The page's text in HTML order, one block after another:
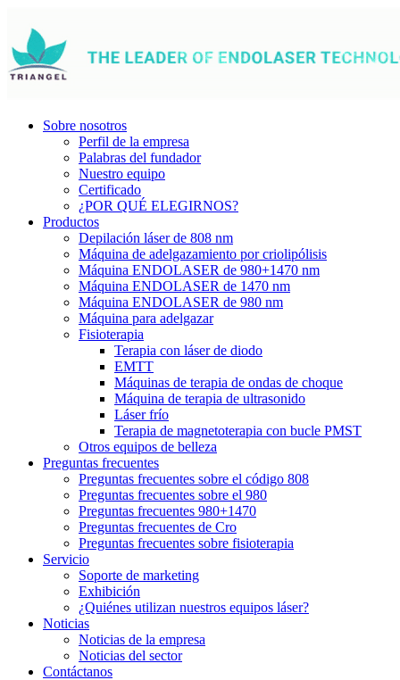
Sobre nosotros
Perfil de la empresa
Palabras del fundador
Nuestro equipo
Certificado
¿POR QUÉ ELEGIRNOS?
Productos
Depilación láser de 808 nm
Máquina de adelgazamiento por criolipólisis
Máquina ENDOLASER de 980+1470 nm
Máquina ENDOLASER de 1470 nm
Máquina ENDOLASER de 980 nm
Máquina para adelgazar
Fisioterapia
Terapia con láser de diodo
EMTT
Máquinas de terapia de ondas de choque
Máquina de terapia de ultrasonido
Láser frío
Terapia de magnetoterapia con bucle PMST
Otros equipos de belleza
Preguntas frecuentes
Preguntas frecuentes sobre el código 808
Preguntas frecuentes sobre el 980
Preguntas frecuentes 980+1470
Preguntas frecuentes de Cro
Preguntas frecuentes sobre fisioterapia
Servicio
Soporte de marketing
Exhibición
¿Quiénes utilizan nuestros equipos láser?
Noticias
Noticias de la empresa
Noticias del sector
Contáctanos